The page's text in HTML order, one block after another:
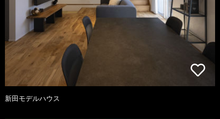
新田モデルハウス